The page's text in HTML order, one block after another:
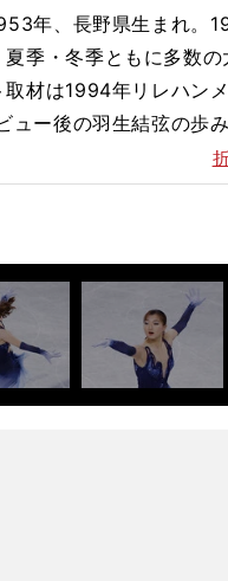
年、長野県生まれ。
季・冬季ともに多数の
材は1994年リレハン
ュー後の羽生結弦の歩